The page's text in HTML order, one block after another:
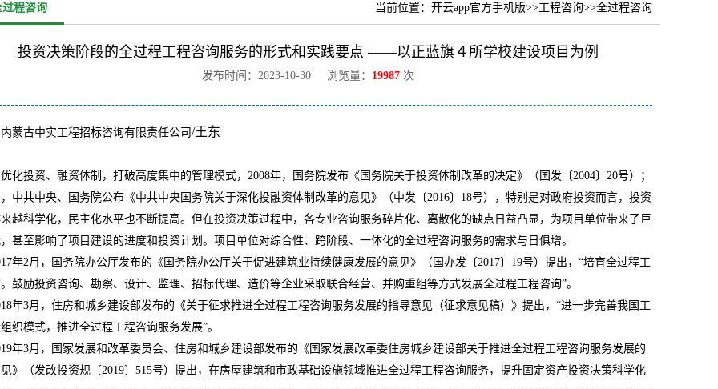
当前位置： 开云app官方手机版>>工程咨询>>全过程咨询
过程咨询
投资决策阶段的全过程工程咨询服务的形式和实践要点 ——以正蓝旗４所学校建设项目为例
发布时间：2023-10-30 浏览量： 19987次
蒙古中实工程招标咨询有限责任公司 /王东
化投资、融资体制，打破高度集中的管理模式， 2008年，国务院发布《国务院关于投资体制改革的决定》（国发〔2004〕 20号）；
中共中央、国务院公布《中共中央国务院关于深化投融资体制改革的意见》（中发〔2016〕 18号），特别是对政府投资而言，投资
越科学化，民主化水平也不断提高。 但在投资决策过程中，各专业咨询服务碎片化、离散化的缺点日益凸显，为项目单位带来了巨
甚至影响了项目建设的进度和投资计划。项目单位对综合性、跨阶段、一体化的全过程咨询服务的需求与日俱增。
年2月，国务院办公厅发布的《国务院办公厅关于促进建筑业持续健康发展的意见》（国办发〔2017〕 19号）提出，“培育全过程工
鼓励投资咨询、勘察、设计、监理、招标代理、造价等企业采取联合经营、并购重组等方式发展全过程工程咨询”。
年3月，住房和城乡建设部发布的《关于征求推进全过程工程咨询服务发展的指导意见（征求意见稿）》提出，“进一步完善我国工
织模式，推进全过程工程咨询服务发展”。
年3月，国家发展和改革委员会、住房和城乡建设部发布的《国家发展改革委住房城乡建设部关于推进全过程工程咨询服务发展的
》（发改投资规〔2019〕 515号）提出，在房屋建筑和市政基础设施领域推进全过程工程咨询服务，提升固定资产投资决策科学化